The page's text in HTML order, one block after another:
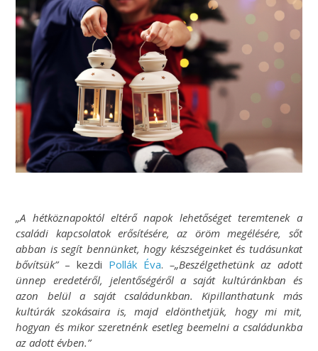
„A hétköznapoktól eltérő napok lehetőséget teremtenek a
családi kapcsolatok erősítésére, az öröm megélésére, sőt
abban is segít bennünket, hogy készségeinket és tudásunkat
bővítsük”– kezdi Pollák Éva. –„Beszélgethetünk az adott
ünnep eredetéről, jelentőségéről a saját kultúránkban és
azon belül a saját családunkban. Kipillanthatunk más
kultúrák szokásaira is, majd eldönthetjük, hogy mi mit,
hogyan és mikor szeretnénk esetleg beemelni a családunkba
az adott évben.”